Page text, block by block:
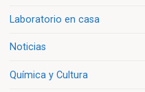
Laboratorio en casa
Noticias
Química y Cultura